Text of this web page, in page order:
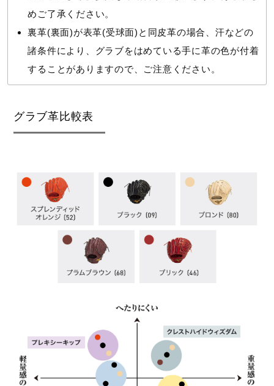
めご了承ください。
裏革(裏面)が表革(受球面)と同皮革の場合、汗などの
諸条件により、グラブをはめている手に革の色が付着
することがありますので、ご注意ください。
グラブ革比較表